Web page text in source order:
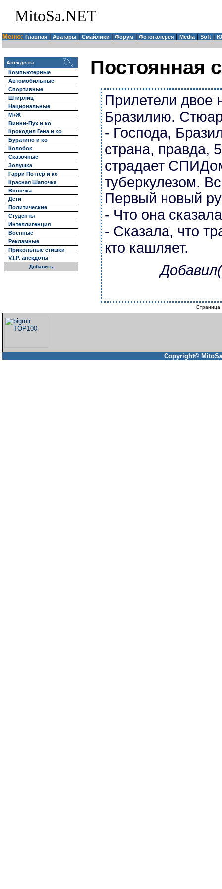
MitoSa.NET
Меню: Главная Аватары Смайлики Форум Фотогалерея Media| Soft
Анекдоты
Компьютерные
Автомобильные
Спортивные
Штирлиц
Национальные
М+Ж
Винни-Пух и ко
Крокодил Гена и ко
Буратино и ко
Колобок
Сказочные
Золушка
Гарри Поттер и ко
Красная Шапочка
Вовочка
Дети
Политические
Студенты
Интеллигенция
Военные
Рекламные
Прикольные стишки
V.I.P. анекдоты
Добавить
Постоянная
Прилетели двое
Бразилию.
- Господа,
страна, правда,
страдает
туберкулезом.
Первый новый
- Что она
- Сказала, что
кто кашляет.
Страница
Copyright©